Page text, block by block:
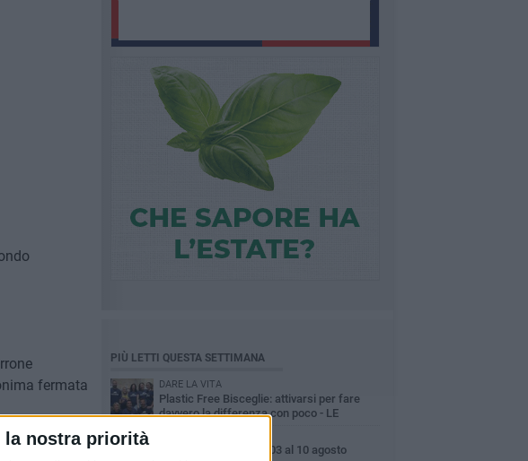
la nostra priorità
fermata
molte più di
PIÙ LETTI QUESTA SETTIMANA
DARE LA VITA
Plastic Free Bisceglie: attivarsi per fare
davvero la differenza con poco - LE
Farmacie di turno dal 03 al 10 agosto